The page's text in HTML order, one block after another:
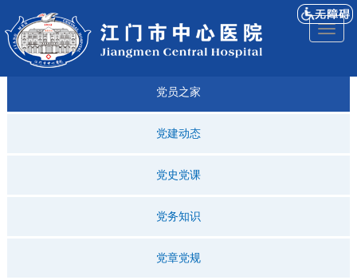
医院
简介
来院
导航
就诊
指引
专科
建设
仁济
科普
人才
招聘
仁济
医院
视频
党员之家
党建动态
党史党课
党务知识
党章党规